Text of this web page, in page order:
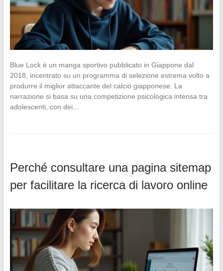
Blue Lock è un manga sportivo pubblicato in Giappone dal
2018, incentrato su un programma di selezione estrema volto a
produrre il miglior attaccante del calcio giapponese. La
narrazione si basa su una competizione psicologica intensa tra
adolescenti, con dei…
Perché consultare una pagina sitemap
per facilitare la ricerca di lavoro online